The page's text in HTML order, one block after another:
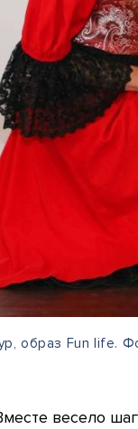
образ Fun life.
весело